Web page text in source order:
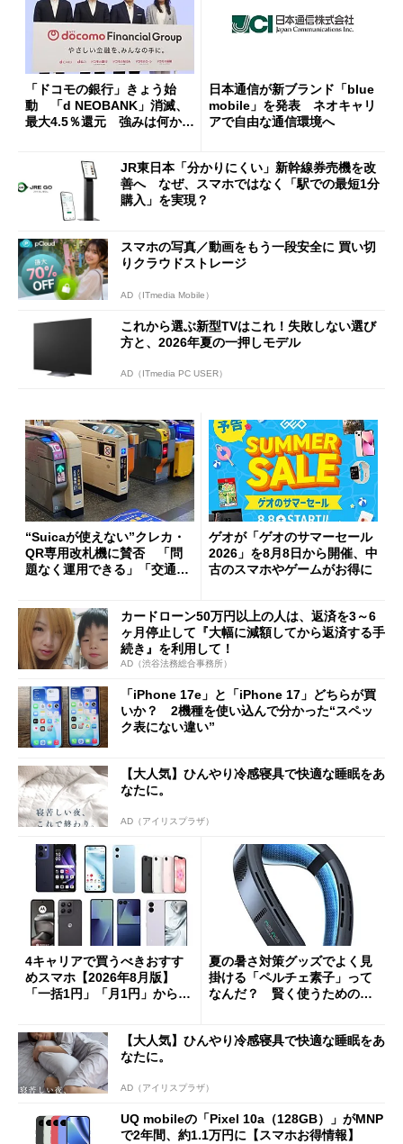
「ドコモの銀行」きょう始
動 「d NEOBANK」消滅、
最大4.5％還元 強みは何か解
日本通信が新ブランド「blue
mobile」を発表 ネオキャリ
アで自由な通信環境へ
JR東日本「分かりにくい」新幹線券売機を改
善へ なぜ、スマホではなく「駅での最短1分
購入」を実現？
スマホの写真／動画をもう一段安全に 買い切
りクラウドストレージ
AD（ITmedia Mobile）
これから選ぶ新型TVはこれ！失敗しない選び
方と、2026年夏の一押しモデル
AD（ITmedia PC USER）
“Suicaが使えない”クレカ・
QR専用改札機に賛否 「問
題なく運用できる」「交通系I
ゲオが「ゲオのサマーセール
2026」を8月8日から開催、中
古のスマホやゲームがお得に
カードローン50万円以上の人は、返済を3～6
ヶ月停止して『大幅に減額してから返済する手
続き』を利用して！
AD（渋谷法務総合事務所）
「iPhone 17e」と「iPhone 17」どちらが買
いか？ 2機種を使い込んで分かった“スペッ
ク表にない違い”
【大人気】ひんやり冷感寝具で快適な睡眠をあ
なたに。
AD（アイリスプラザ）
4キャリアで買うべきおすす
めスマホ【2026年8月版】
「一括1円」「月1円」からお
夏の暑さ対策グッズでよく見
掛ける「ペルチェ素子」って
なんだ？ 賢く使うための注
【大人気】ひんやり冷感寝具で快適な睡眠をあ
なたに。
AD（アイリスプラザ）
UQ mobileの「Pixel 10a（128GB）」がMNP
で2年間、約1.1万円に【スマホお得情報】